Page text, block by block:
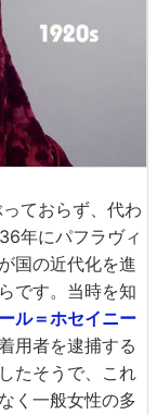
ておらず、代わ
年にパフラヴィ
が国の近代化を進
です。当時を知
ル＝ホセイニー
用者を逮捕する
たそうで、これ
く一般女性の多